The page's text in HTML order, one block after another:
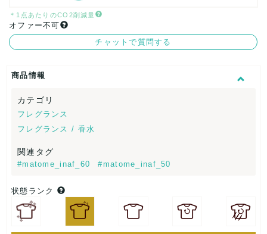
＊1点あたりのCO2削減量
オファー不可
チャットで質問する
商品情報
カテゴリ
フレグランス
フレグランス / 香水
関連タグ
#matome_inaf_60 #matome_inaf_50
状態ランク